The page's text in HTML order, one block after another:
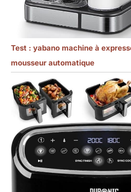
Test : yabano machine à
mousseur automatique